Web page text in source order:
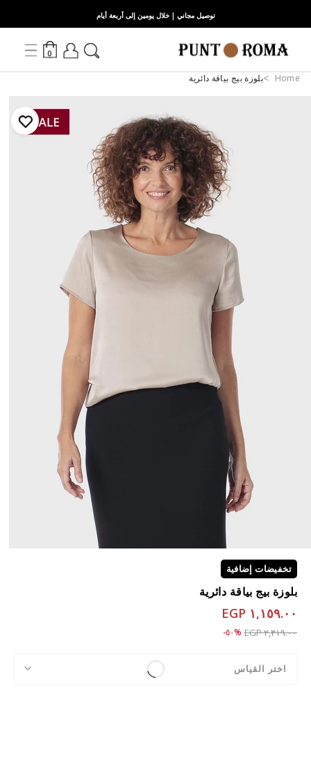
توصيل مجاني | خلال يومين إلى أربعة أيام
0
Home بلوزة بيج بياقة دائرية
تخفيضات إضافية
بلوزة بيج بياقة دائرية
١,١٥٩.٠٠ EGP
Price reduced from
٢,٣١٩.٠٠ EGP to ١,١٥٩.٠٠ EGP%٥٠-
اختر القياس